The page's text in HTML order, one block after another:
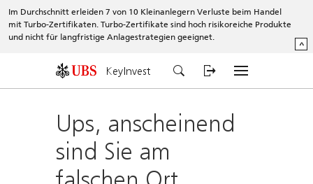
Im Durchschnitt erleiden 7 von 10 Kleinanlegern Verluste beim Handel
mit Turbo-Zertifikaten. Turbo-Zertifikate sind hoch risikoreiche Produkte
und nicht für langfristige Anlagestrategien geeignet.
^
KeyInvest
Ups, anscheinend
sind Sie am